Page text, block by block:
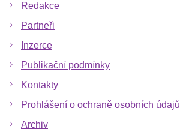
Redakce
Partneři
Inzerce
Publikační podmínky
Kontakty
Prohlášení o ochraně osobních údajů
Archiv